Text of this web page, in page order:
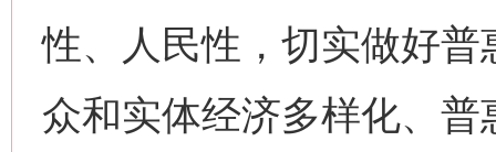
性、人民性，切实做好
众和实体经济多样化、